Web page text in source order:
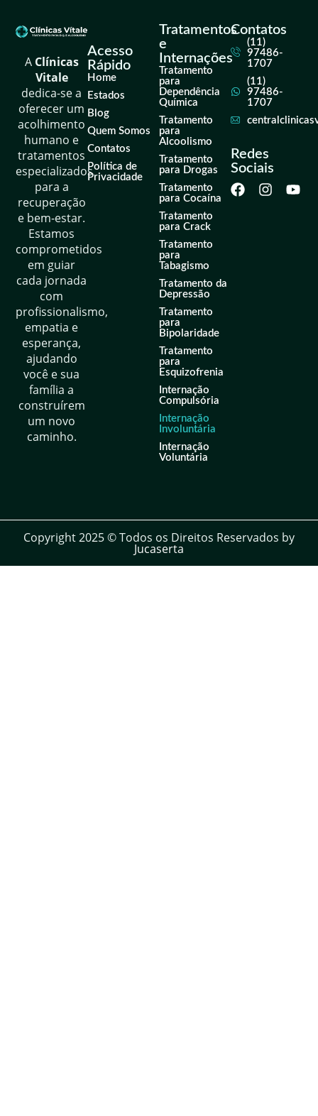
A Clínicas
Vitale
dedica-se a
oferecer um
acolhimento
humano e
tratamentos
especializados
para a
recuperação
e bem-estar.
Estamos
comprometidos
em guiar
cada jornada
com
profissionalismo,
empatia e
esperança,
ajudando
você e sua
família a
construírem
um novo
caminho.
Acesso
Rápido
Home
Estados
Blog
Quem Somos
Contatos
Política de
Privacidade
Tratamentos
e
Internações
Tratamento
para
Dependência
Química
Tratamento
para
Alcoolismo
Tratamento
para Drogas
Tratamento
para Cocaína
Tratamento
para Crack
Tratamento
para
Tabagismo
Tratamento da
Depressão
Tratamento
para
Bipolaridade
Tratamento
para
Esquizofrenia
Internação
Compulsória
Internação
Involuntária
Internação
Voluntária
Contatos
(11)
97486-
1707
(11)
97486-
1707
Redes
Sociais
Copyright 2025 © Todos os Direitos Reservados by
Jucaserta